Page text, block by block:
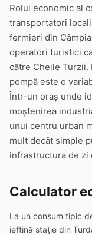
Rolul economic al
transportatori
fermieri din
operatori turistici
către Cheile
pompă este o
Într-un oraș unde
moștenirea
unui centru urban
mult decât simple
infrastructura de zi
Calculator
La un consum tipic
ieftină stație din